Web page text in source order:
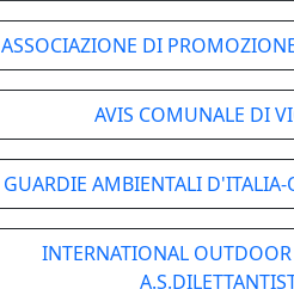
ASSOCIAZIONE DI
AVIS COMUNALE DI
GUARDIE AMBIENTALI
INTERNATIONAL